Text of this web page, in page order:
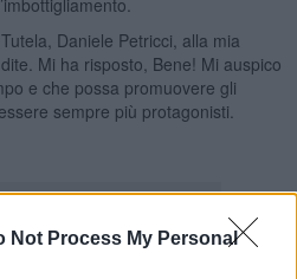
Not Process My Personal
Daniele Petricci, alla mia
Mi ha risposto, Bene! Mi auspico
e che possa promuovere gli
sempre più protagonisti.